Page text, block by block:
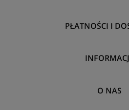
PŁATNOŚCI I
O NAS